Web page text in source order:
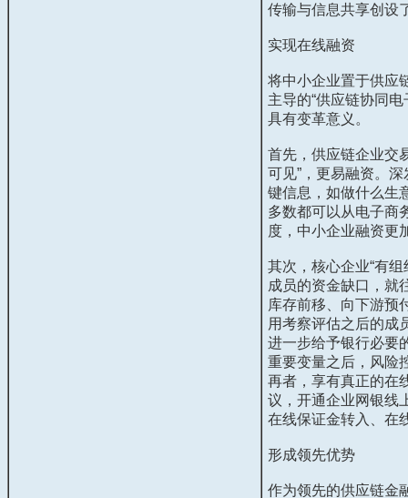
传输与信息共享创设
实现在线融资
将中小企业置于供应
主导的“供应链协同
具有变革意义。
首先，供应链企业交
可见”，更易融资。
键信息，如做什么生
多数都可以从电子商
度，中小企业融资更
其次，核心企业“有
成员的资金缺口，就
库存前移、向下游预
用考察评估之后的成
进一步给予银行必要
重要变量之后，风险
再者，享有真正的在
议，开通企业网银线
在线保证金转入、在
形成领先优势
作为领先的供应链金